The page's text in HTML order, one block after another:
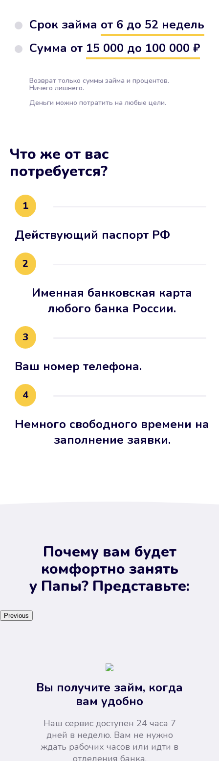
Срок займа от 6 до 52 недель
Сумма от 15 000 до 100 000 ₽
Возврат только суммы займа и процентов.
Ничего лишнего.
Деньги можно потратить на любые цели.
Что же от вас
потребуется?
1
Действующий паспорт РФ
2
Именная банковская карта
любого банка России.
3
Ваш номер телефона.
4
Немного свободного времени на
заполнение заявки.
Почему вам будет
комфортно занять
у Папы? Представьте:
Previous
Вы получите займ, когда
вам удобно
Наш сервис доступен 24 часа 7
дней в неделю. Вам не нужно
ждать рабочих часов или идти в
отделения банка.